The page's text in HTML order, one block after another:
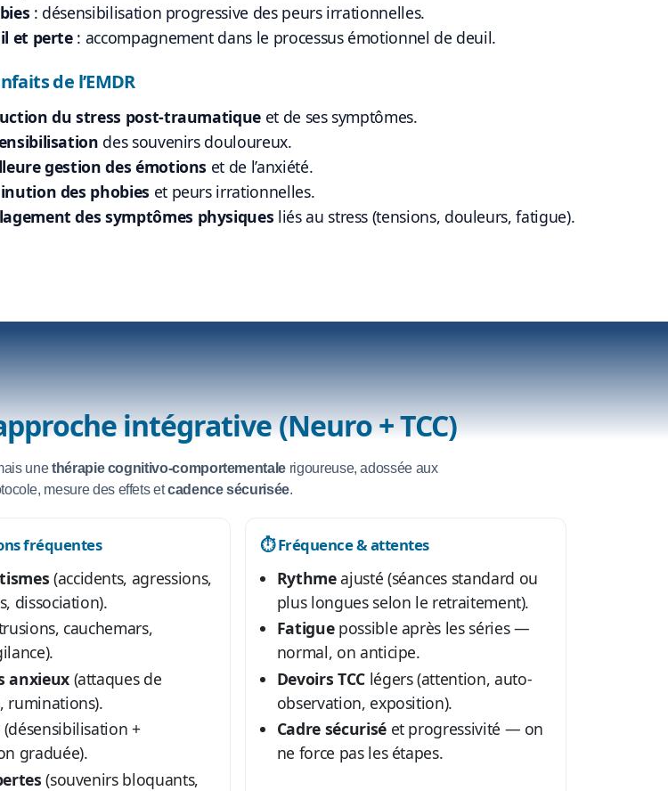
: désensibilisation progressive des peurs irrationnelles.
et perte: accompagnement dans le processus émotionnel de deuil.
de l’EMDR
du stress post-traumatique et de ses symptômes.
des souvenirs douloureux.
gestion des émotions et de l’anxiété.
des phobies et peurs irrationnelles.
des symptômes physiques liés au stress (tensions, douleurs, fatigue).
intégrative (Neuro + TCC)
unethérapie cognitivo-comportementale rigoureuse, adossée aux
mesure des effets etcadence sécurisée
fréquentes
(accidents, agressions,
dissociation).
cauchemars,
anxieux(attaques de
ruminations).
(désensibilisation +
graduée).
(souvenirs bloquants,
⏱️ Fréquence & attentes
Rythmeajusté (séances standard ou
plus longues selon le retraitement).
Fatiguepossible après les séries —
normal, on anticipe.
Devoirs TCClégers (attention, auto-
observation, exposition).
Cadre sécuriséet progressivité — on
ne force pas les étapes.